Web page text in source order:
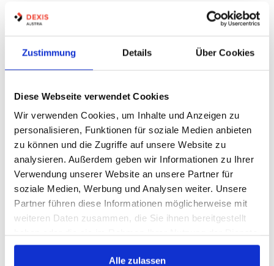
Zustimmung Details Über Cookies
Diese Webseite verwendet Cookies
Wir verwenden Cookies, um Inhalte und Anzeigen zu
personalisieren, Funktionen für soziale Medien anbieten
zu können und die Zugriffe auf unsere Website zu
analysieren. Außerdem geben wir Informationen zu Ihrer
Verwendung unserer Website an unsere Partner für
soziale Medien, Werbung und Analysen weiter. Unsere
Partner führen diese Informationen möglicherweise mit
weiteren Daten zusammen, die Sie ihnen bereitgestellt
gesammelt haben.
Alle zulassen
Auf Lager
Keine Produkte gefunden